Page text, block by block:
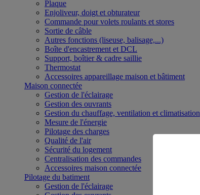
Plaque
Enjoliveur, doigt et obturateur
Commande pour volets roulants et stores
Sortie de câble
Autres fonctions (liseuse, balisage,...)
Boîte d'encastrement et DCL
Support, boîtier & cadre saillie
Thermostat
Accessoires appareillage maison et bâtiment
Maison connectée
Gestion de l'éclairage
Gestion des ouvrants
Gestion du chauffage, ventilation et climatisation
Mesure de l'énergie
Pilotage des charges
Qualité de l'air
Sécurité du logement
Centralisation des commandes
Accessoires maison connectée
Pilotage du batiment
Gestion de l'éclairage